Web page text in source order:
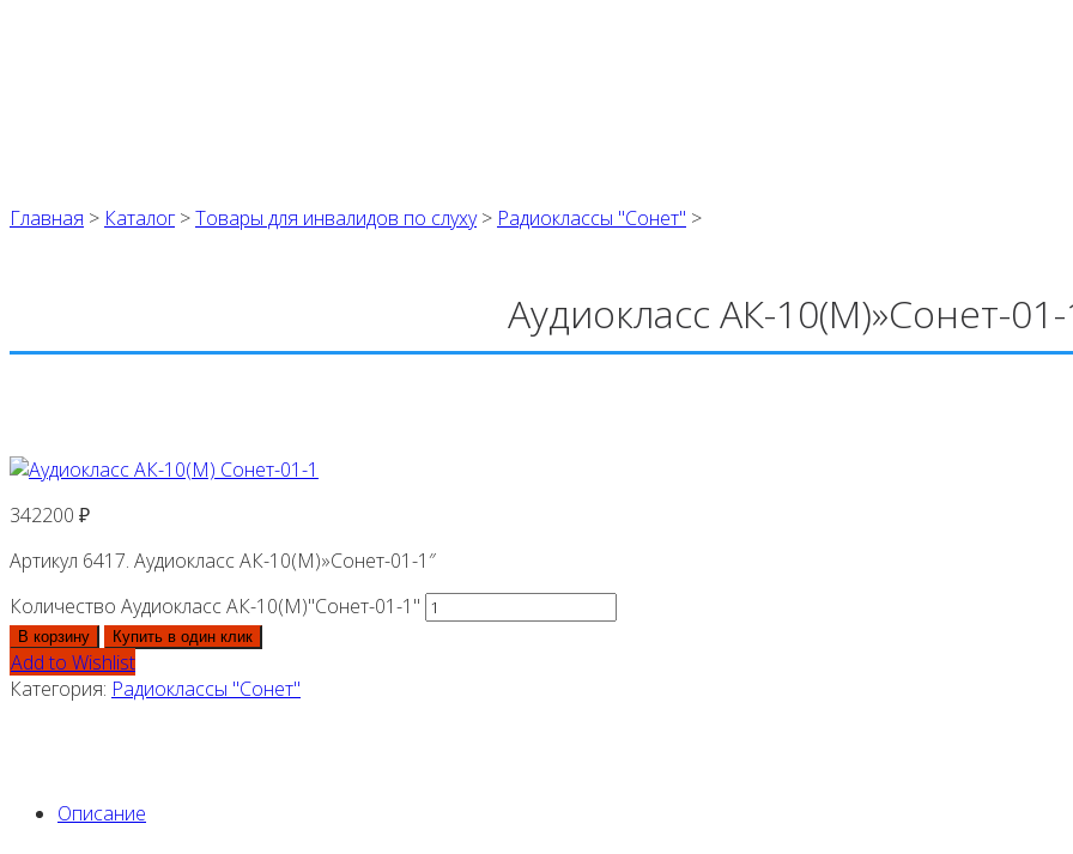
Главная > Каталог >Товары для инвалидов по слуху> Радиоклассы "Сонет" >
Аудиокласс АК-10(М)»Сонет-01-
342200 ₽
Артикул 6417. Аудиокласс АК-10(М)»Сонет-01-1″
Количество Аудиокласс АК-10(М)"Сонет-01-1"
В корзину Купить в один клик
Add to Wishlist
Категория: Радиоклассы "Сонет"
Описание